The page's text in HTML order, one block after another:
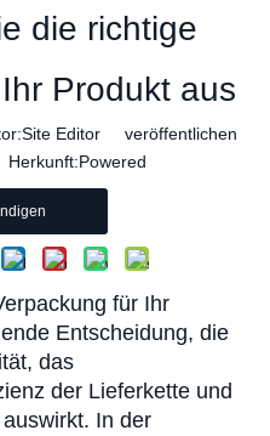
die richtige
Produkt aus
Editor veröffentlichen
Powered
für Ihr
Entscheidung, die
das
der Lieferkette und
In der